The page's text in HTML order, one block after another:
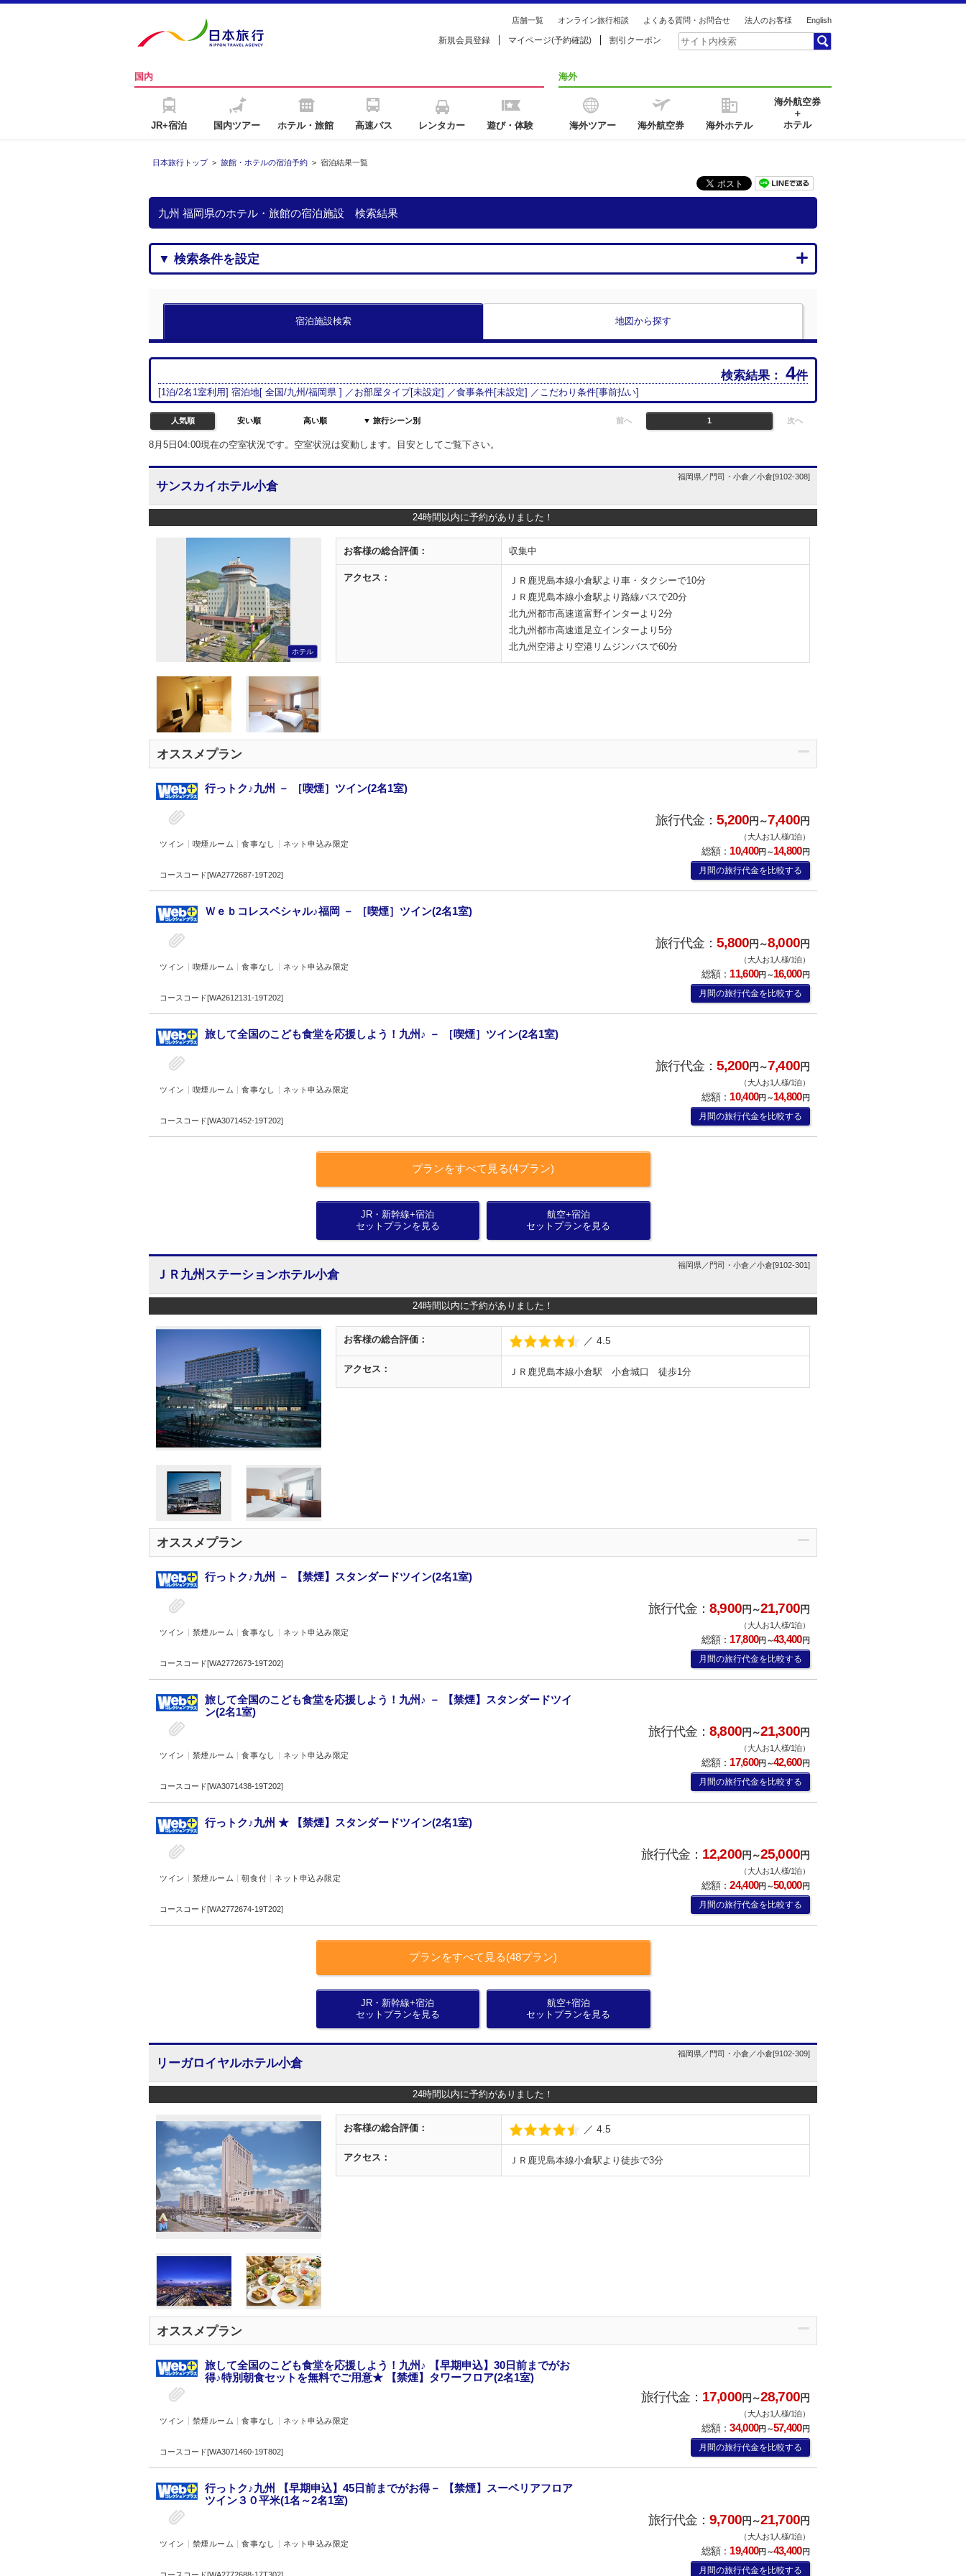
店舗一覧 オンライン旅行相談 よくある質問・お問合せ 法人のお客様 English
新規会員登録 マイページ(予約確認) 割引クーポン
国内
JR+宿泊 国内ツアー ホテル・旅館 高速バス レンタカー 遊び・体験
海外
海外ツアー 海外航空券 海外ホテル
海外航空券
＋
ホテル
日本旅行トップ > 旅館・ホテルの宿泊予約 > 宿泊結果一覧
九州 福岡県のホテル・旅館の宿泊施設 検索結果
▼ 検索条件を設定
宿泊施設検索 地図から探す
検索結果： 4件
[1泊/2名 1室利用] 宿泊地[ 全国/九州 /福岡県 ] ／お部屋タイプ[未設定] ／食事条件[未設定] ／こだわり条件[事前払い]
人気順 安い順 高い順 ▼ 旅行シーン別 前へ 1 次へ
8月5日04:00現在の空室状況です。空室状況は変動します。目安としてご覧下さい。
サンスカイホテル小倉
福岡県／門司・小倉／小倉[9102-308]
24時間以内に予約がありました！
ホテル
お客様の総合評価： 収集中
アクセス：
ＪＲ鹿児島本線小倉駅より車・タクシーで10分
ＪＲ鹿児島本線小倉駅より路線バスで20分
北九州都市高速道富野インターより2分
北九州都市高速道足立インターより5分
北九州空港より空港リムジンバスで60分
オススメプラン
行っトク♪九州 － ［喫煙］ツイン(2名1室)
ツイン 喫煙ルーム 食事なし ネット申込み限定
旅行代金：5,200円～7,400円
（大人お1人様/1泊）
総額： 10,400円～14,800円
コースコード[WA2772687-19T202] 月間の旅行代金を比較する
Ｗｅｂコレスペシャル♪福岡 － ［喫煙］ツイン(2名1室)
ツイン 喫煙ルーム 食事なし ネット申込み限定
旅行代金：5,800円～8,000円
（大人お1人様/1泊）
総額： 11,600円～16,000円
コースコード[WA2612131-19T202] 月間の旅行代金を比較する
旅して全国のこども食堂を応援しよう！九州♪ － ［喫煙］ツイン(2名1室)
ツイン 喫煙ルーム 食事なし ネット申込み限定
旅行代金：5,200円～7,400円
（大人お1人様/1泊）
総額： 10,400円～14,800円
コースコード[WA3071452-19T202] 月間の旅行代金を比較する
プランをすべて見る(4プラン)
JR・新幹線+宿泊
セットプランを見る
航空+宿泊
セットプランを見る
ＪＲ九州ステーションホテル小倉
福岡県／門司・小倉／小倉[9102-301]
24時間以内に予約がありました！
お客様の総合評価： ／ 4.5
アクセス： ＪＲ鹿児島本線小倉駅 小倉城口 徒歩1分
オススメプラン
行っトク♪九州 － 【禁煙】スタンダードツイン(2名1室)
ツイン 禁煙ルーム 食事なし ネット申込み限定
旅行代金：8,900円～21,700円
（大人お1人様/1泊）
総額： 17,800円～43,400円
コースコード[WA2772673-19T202] 月間の旅行代金を比較する
旅して全国のこども食堂を応援しよう！九州♪ － 【禁煙】スタンダードツイ
ン(2名1室)
ツイン 禁煙ルーム 食事なし ネット申込み限定
旅行代金：8,800円～21,300円
（大人お1人様/1泊）
総額： 17,600円～42,600円
コースコード[WA3071438-19T202] 月間の旅行代金を比較する
行っトク♪九州 ★ 【禁煙】スタンダードツイン(2名1室)
ツイン 禁煙ルーム 朝食付 ネット申込み限定
旅行代金： 12,200円～25,000円
（大人お1人様/1泊）
総額：24,400円～50,000円
コースコード[WA2772674-19T202] 月間の旅行代金を比較する
プランをすべて見る(48プラン)
JR・新幹線+宿泊
セットプランを見る
航空+宿泊
セットプランを見る
リーガロイヤルホテル小倉
福岡県／門司・小倉／小倉[9102-309]
24時間以内に予約がありました！
お客様の総合評価： ／ 4.5
アクセス： ＪＲ鹿児島本線小倉駅より徒歩で3分
オススメプラン
旅して全国のこども食堂を応援しよう！九州♪ 【早期申込】30日前までがお
得♪特別朝食セットを無料でご用意★ 【禁煙】タワーフロア(2名1室)
ツイン 禁煙ルーム 食事なし ネット申込み限定
旅行代金： 17,000円～28,700円
（大人お1人様/1泊）
総額：34,000円～57,400円
コースコード[WA3071460-19T802] 月間の旅行代金を比較する
行っトク♪九州 【早期申込】45日前までがお得－ 【禁煙】スーペリアフロア
ツイン３０平米(1名～2名1室)
ツイン 禁煙ルーム 食事なし ネット申込み限定
旅行代金：9,700円～21,700円
（大人お1人様/1泊）
総額： 19,400円～43,400円
月間の旅行代金を比較する